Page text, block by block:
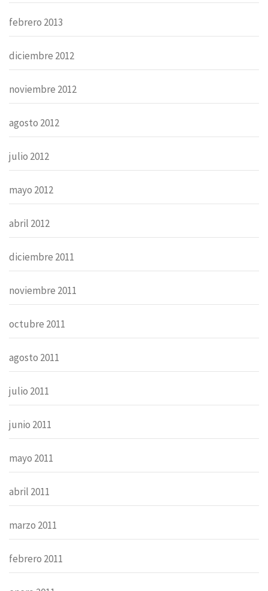
febrero 2013
diciembre 2012
noviembre 2012
agosto 2012
julio 2012
mayo 2012
abril 2012
diciembre 2011
noviembre 2011
octubre 2011
agosto 2011
julio 2011
junio 2011
mayo 2011
abril 2011
marzo 2011
febrero 2011